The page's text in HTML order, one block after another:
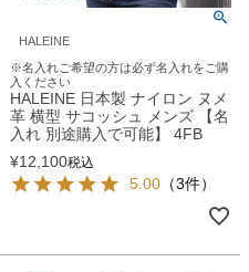
HALEINE
※名入れご希望の方は必ず名入れをご購
入ください
HALEINE 日本製 ナイロン ヌメ
革 横型 サコッシュ メンズ 【名
入れ 別途購入で可能】 4FB
¥12,100税込
5.00 （3件）